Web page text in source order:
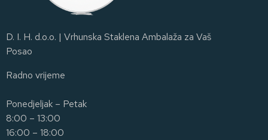
D. I. H. d.o.o. | Vrhunska Staklena Ambalaža za Vaš
Posao
Radno vrijeme
Ponedjeljak – Petak
8:00 – 13:00
16:00 – 18:00